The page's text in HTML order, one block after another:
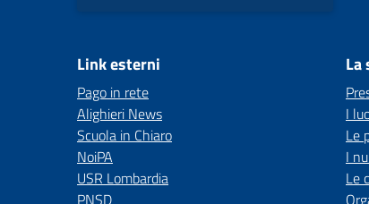
Link esterni
Pago in rete
Alighieri News
Scuola in Chiaro
NoiPA
USR Lombardia
PNSD
La
I
Le
I
Le